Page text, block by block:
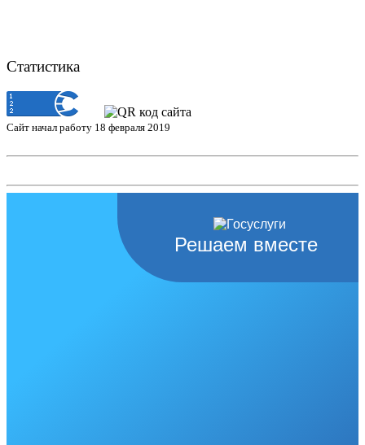
Статистика
Сайт начал работу 18 февраля 2019
Решаем вместе